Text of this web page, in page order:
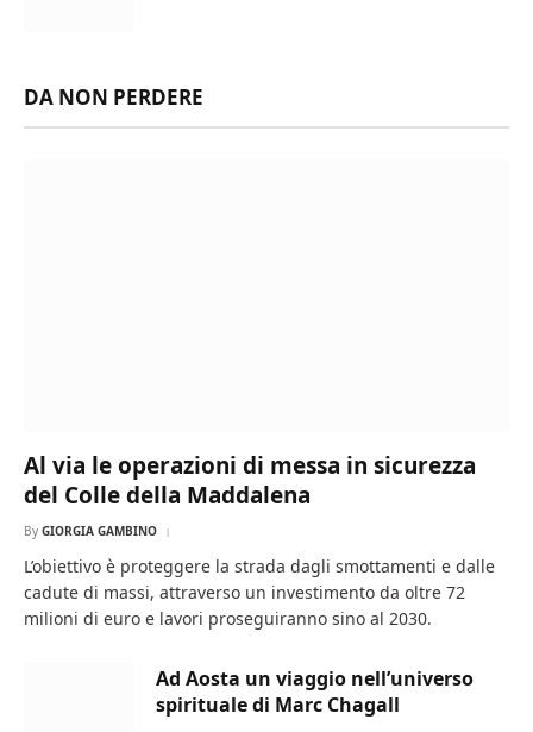
DA NON PERDERE
Al via le operazioni di messa in sicurezza
del Colle della Maddalena
By GIORGIA GAMBINO
L’obiettivo è proteggere la strada dagli smottamenti e dalle
cadute di massi, attraverso un investimento da oltre 72
milioni di euro e lavori proseguiranno sino al 2030.
Ad Aosta un viaggio nell’universo
spirituale di Marc Chagall